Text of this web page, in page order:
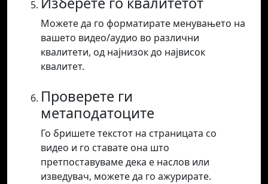
Можете да го форматирате менувањето на
вашето видео/аудио во различни
квалитети, од најнизок до највисок
квалитет.
Проверете ги
метаподатоците
Го бришете текстот на страницата со
видео и го ставате она што
претпоставуваме дека е наслов или
изведувач, можете да го ажурирате.